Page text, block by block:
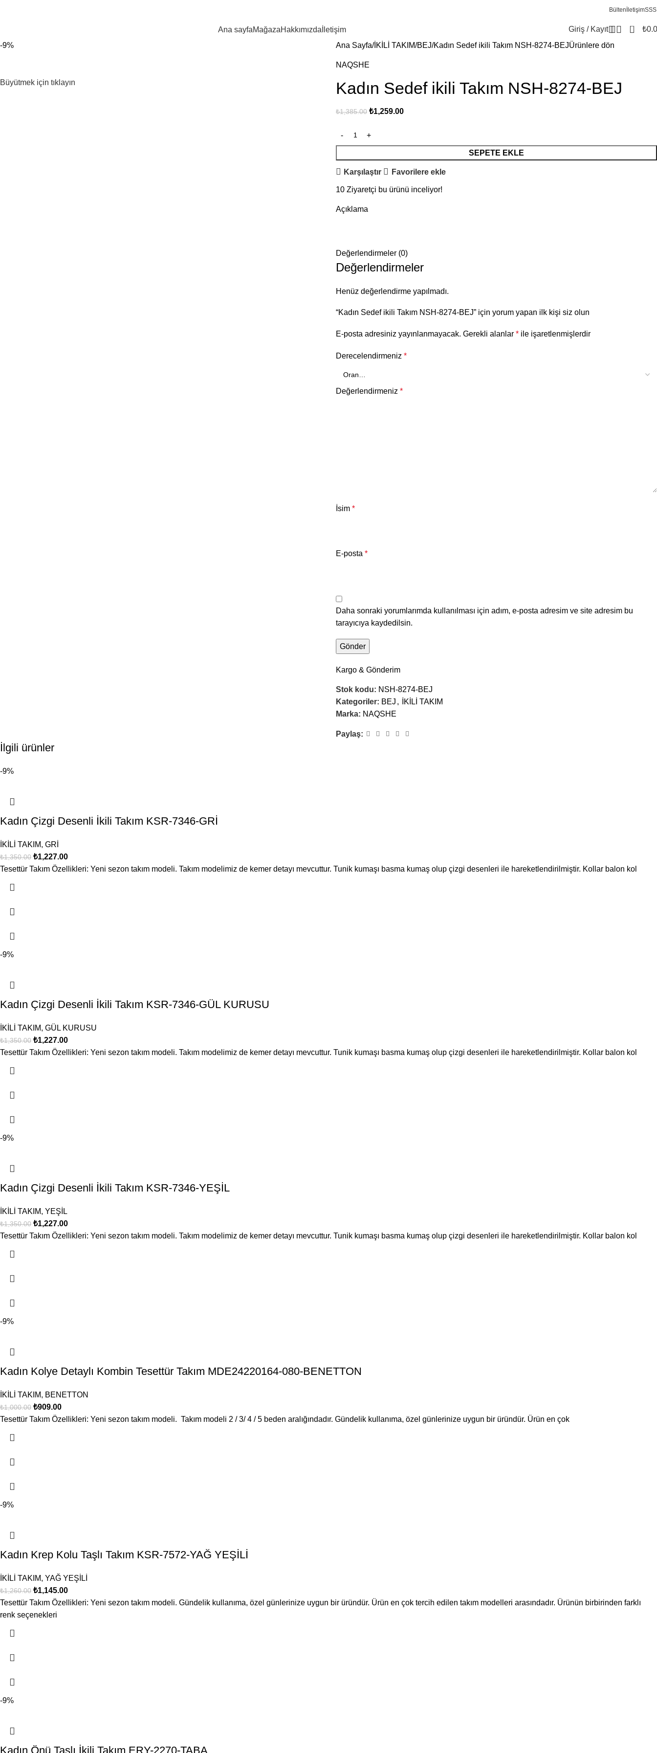
Bülten İletişimSSS
Ana sayfaMağazaHakkımızda İletişim Giriş / Kayıt 0 ₺
-9%
Büyütmek için tıklayın
Ana Sayfa İKİLİ TAKIM BEJ Kadın Sedef ikili Takım NSH-8274-BEJÜrünlere dön
NAQSHE
Kadın Sedef ikili Takım NSH-8274-BEJ
₺1,385.00 ₺1,259.00
SEPETE EKLE
Karşılaştır Favorilere ekle
10 Ziyaretçi bu ürünü inceliyor!
Açıklama
Değerlendirmeler (0)
Değerlendirmeler
Henüz değerlendirme yapılmadı.
“Kadın Sedef ikili Takım NSH-8274-BEJ” için yorum yapan ilk kişi siz olun
E-posta adresiniz yayınlanmayacak. Gerekli alanlar * ile işaretlenmişlerdir
Derecelendirmeniz *
Değerlendirmeniz *
İsim *
E-posta *
Daha sonraki yorumlarımda kullanılması için adım, e-posta adresim ve site adresim bu
tarayıcıya kaydedilsin.
Kargo & Gönderim
Stok kodu: NSH-8274-BEJ
Kategoriler: BEJ ,
İKİLİ TAKIM
Marka: NAQSHE
Paylaş:
İlgili ürünler
-9%
Kadın Çizgi Desenli İkili Takım KSR-7346-GRİ
İKİLİ TAKIM, GRİ
₺1,350.00 ₺1,227.00
Tesettür Takım Özellikleri: Yeni sezon takım modeli. Takım modelimiz de kemer detayı mevcuttur. Tunik kumaşı basma kumaş olup çizgi desenleri ile hareketlendirilmiştir. Kollar balon kol
-9%
Kadın Çizgi Desenli İkili Takım KSR-7346-GÜL KURUSU
İKİLİ TAKIM, GÜL KURUSU
₺1,350.00 ₺1,227.00
Tesettür Takım Özellikleri: Yeni sezon takım modeli. Takım modelimiz de kemer detayı mevcuttur. Tunik kumaşı basma kumaş olup çizgi desenleri ile hareketlendirilmiştir. Kollar balon kol
-9%
Kadın Çizgi Desenli İkili Takım KSR-7346-YEŞİL
İKİLİ TAKIM, YEŞİL
₺1,350.00 ₺1,227.00
Tesettür Takım Özellikleri: Yeni sezon takım modeli. Takım modelimiz de kemer detayı mevcuttur. Tunik kumaşı basma kumaş olup çizgi desenleri ile hareketlendirilmiştir. Kollar balon kol
-9%
Kadın Kolye Detaylı Kombin Tesettür Takım MDE24220164-080-BENETTON
İKİLİ TAKIM, BENETTON
₺1,000.00 ₺909.00
Tesettür Takım Özellikleri: Yeni sezon takım modeli. Takım modeli 2 / 3/ 4 / 5 beden aralığındadır. Gündelik kullanıma, özel günlerinize uygun bir üründür. Ürün en çok
-9%
Kadın Krep Kolu Taşlı Takım KSR-7572-YAĞ YEŞİLİ
İKİLİ TAKIM, YAĞ YEŞİLİ
₺1,260.00 ₺1,145.00
Tesettür Takım Özellikleri: Yeni sezon takım modeli. Gündelik kullanıma, özel günlerinize uygun bir üründür. Ürün en çok tercih edilen takım modelleri arasındadır. Ürünün birbirinden farklı
renk seçenekleri
-9%
Kadın Önü Taşlı İkili Takım ERY-2270-TABA